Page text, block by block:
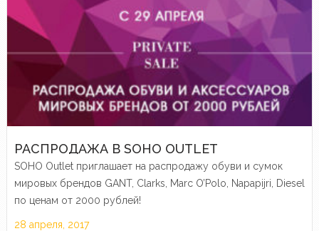
РАСПРОДАЖА В SOHO OUTLET
SOHO Outlet приглашает на распродажу обуви и сумок
мировых брендов GANT, Clarks, Marc O’Polo, Napapijri, Diesel
по ценам от 2000 рублей!
28 апреля, 2017